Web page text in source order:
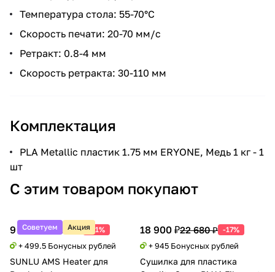
Температура стола: 55-70°C
Скорость печати: 20-70 мм/с
Ретракт: 0.8-4 мм
Скорость ретракта: 30-110 мм
Комплектация
PLA Metallic пластик 1.75 мм ERYONE, Медь 1 кг - 1
шт
С этим товаром покупают
Советуем Акция
9 990 ₽20 388 ₽ -51%
+ 499.5 Бонусных рублей
SUNLU AMS Heater для
18 900 ₽22 680 ₽ -17%
+ 945 Бонусных рублей
Сушилка для пластика